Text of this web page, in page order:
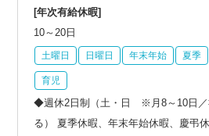
[年次有給休暇]
10～20日
土曜日 日曜日 年末年始 夏季
育児
◆週休2日制（土・日 ※月8～10日／
る） 夏季休暇、年末年始休暇、慶弔